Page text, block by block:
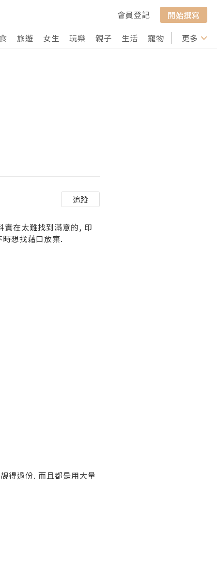
會員登記
開始撰寫
旅遊 女生 玩樂 親子 生活 寵物 行山 打卡
更多
追蹤
實在太難找到滿意的, 印
想找藉口放棄.
得過份. 而且都是用大量